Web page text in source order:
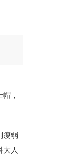
，
瘦弱
大人